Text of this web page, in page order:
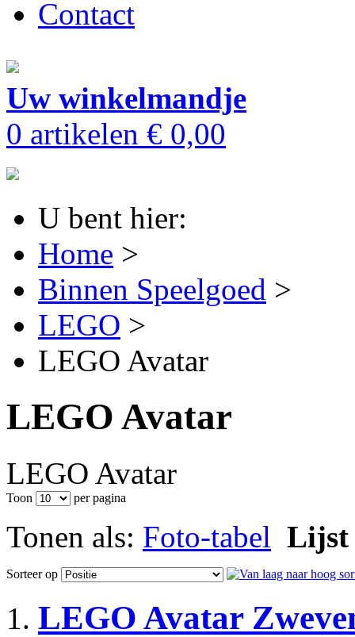
Contact
Uw winkelmandje
0 artikelen € 0,00
U bent hier:
Home >
Binnen Speelgoed >
LEGO >
LEGO Avatar
LEGO Avatar
LEGO Avatar
Toon per pagina
Tonen als: Foto-tabel Lijst
Sorteer op
LEGO Avatar